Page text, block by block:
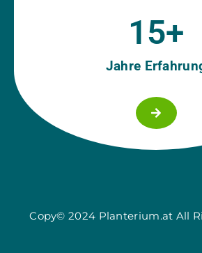
Jahre
15+
Copy© 2024 Planterium.at All